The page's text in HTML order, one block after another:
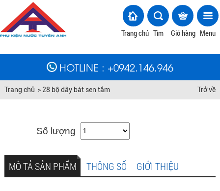
Trang chủ Tìm Giỏ hàng Menu
HOTLINE : +0942.146.946
Trang chủ > 28 bộ dây bát sen tắm Trở về
Số lượng
MÔ TẢ SẢN PHẨM THÔNG SỐ GIỚI THIỆU